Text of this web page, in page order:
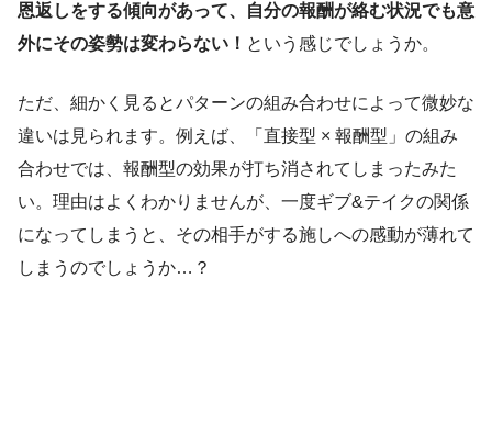
恩返しをする傾向があって、自分の報酬が絡む状況でも意
外にその姿勢は変わらない！ という感じでしょうか。
ただ、細かく見るとパターンの組み合わせによって微妙な
違いは見られます。例えば、「直接型 × 報酬型」の組み
合わせでは、報酬型の効果が打ち消されてしまったみた
い。理由はよくわかりませんが、一度ギブ&テイクの関係
になってしまうと、その相手がする施しへの感動が薄れて
しまうのでしょうか…？